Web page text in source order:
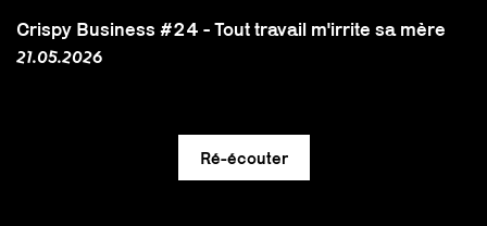
Crispy Business #24 - Tout travail m'irrite sa mère
21.05.2026